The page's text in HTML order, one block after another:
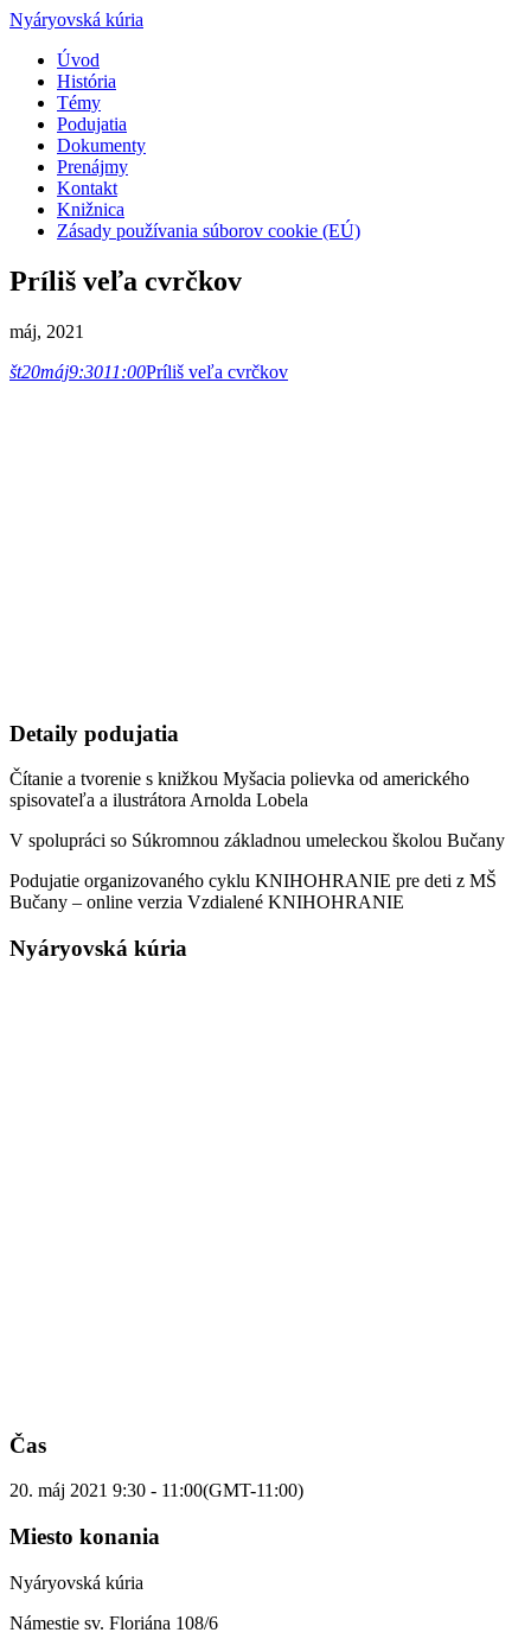
Nyáryovská kúria
Úvod
História
Témy
Podujatia
Dokumenty
Prenájmy
Kontakt
Knižnica
Zásady používania súborov cookie (EÚ)
Príliš veľa cvrčkov
máj, 2021
št20máj9:3011:00Príliš veľa cvrčkov
Detaily podujatia
Čítanie a tvorenie s knižkou Myšacia polievka od amerického
spisovateľa a ilustrátora Arnolda Lobela
V spolupráci so Súkromnou základnou umeleckou školou Bučany
Podujatie organizovaného cyklu KNIHOHRANIE pre deti z MŠ
Bučany – online verzia Vzdialené KNIHOHRANIE
Nyáryovská kúria
Čas
20. máj 2021 9:30 - 11:00(GMT-11:00)
Miesto konania
Nyáryovská kúria
Námestie sv. Floriána 108/6